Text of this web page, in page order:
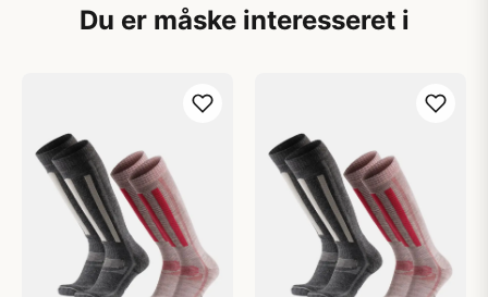
Du er måske interesseret i